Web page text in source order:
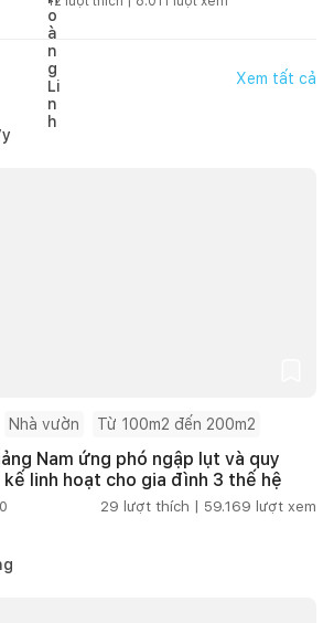
Xem tất cả
Nhà vườn Từ 100m2 đến 200m2
Nam ứng phó ngập lụt và quy
linh hoạt cho gia đình 3 thế hệ
29 lượt thích | 59.169 lượt xem